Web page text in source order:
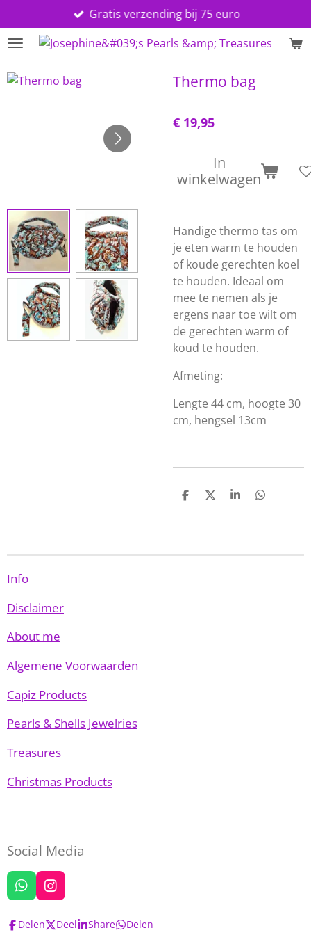
direct
naar
hoofdinhoud
Gratis verzending bij 75 euro
Thermo bag
€ 19,95
In
winkelwagen
Handige thermo tas om
je eten warm te houden
of koude gerechten koel
te houden. Ideaal om
mee te nemen als je
ergens naar toe wilt om
de gerechten warm of
koud te houden.
Afmeting:
Lengte 44 cm, hoogte 30
cm, hengsel 13cm
D
D
S
D
Info
Disclaimer
About me
Algemene Voorwaarden
Capiz Products
Pearls & Shells Jewelries
Treasures
Christmas Products
Social Media
W
h
a
t
I
n
s
t
Delen Deel Share Delen